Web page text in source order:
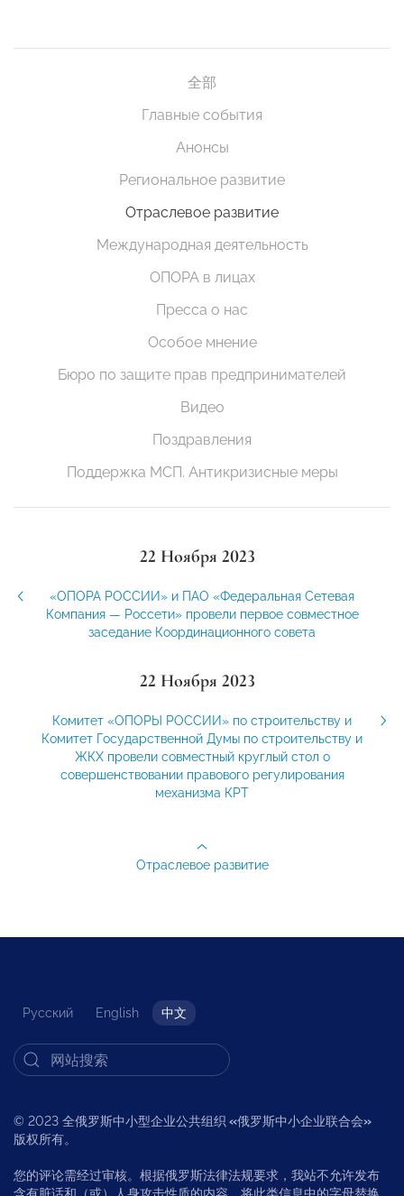
全部
Главные события
Анонсы
Региональное развитие
Отраслевое развитие
Международная деятельность
ОПОРА в лицах
Пресса о нас
Особое мнение
Бюро по защите прав предпринимателей
Видео
Поздравления
Поддержка МСП. Антикризисные меры
22 Ноября 2023
«ОПОРА РОССИИ» и ПАО «Федеральная Сетевая
Компания — Россети» провели первое совместное
заседание Координационного совета
22 Ноября 2023
Комитет «ОПОРЫ РОССИИ» по строительству и
Комитет Государственной Думы по строительству и
ЖКХ провели совместный круглый стол о
совершенствовании правового регулирования
механизма КРТ
Отраслевое развитие
Русский English 中文
© 2023 全俄罗斯中小型企业公共组织 «俄罗斯中小企业联合会»
版权所有。
您的评论需经过审核。根据俄罗斯法律法规要求，我站不允许发布